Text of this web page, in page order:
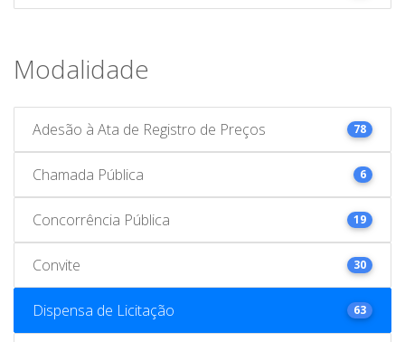
Modalidade
Adesão à Ata de Registro de Preços 78
Chamada Pública 6
Concorrência Pública 19
Convite 30
Dispensa de Licitação 63